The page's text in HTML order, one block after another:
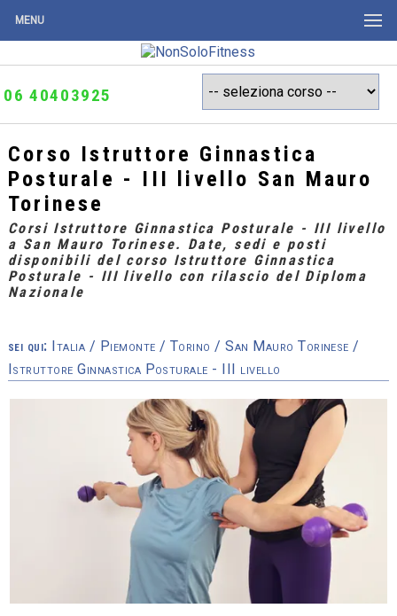
06 40403925
Corso Istruttore Ginnastica
Posturale - III livello San Mauro
Torinese
Corsi Istruttore Ginnastica Posturale - III livello
a San Mauro Torinese. Date, sedi e posti
disponibili del corso Istruttore Ginnastica
Posturale - III livello con rilascio del Diploma
Nazionale
sei qui: Italia / Piemonte / Torino/San Mauro Torinese/
Istruttore Ginnastica Posturale - III livello
MENU